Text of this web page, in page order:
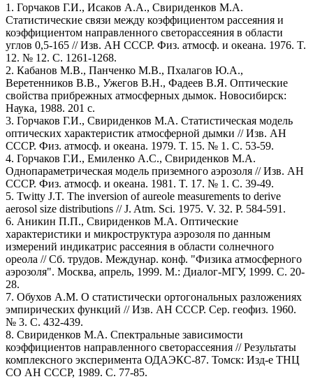
1. Горчаков Г.И., Исаков А.А., Свириденков М.А.
Статистические связи между коэффициентом рассеяния и
коэффициентом направленного светорассеяния в области
углов 0,5-165 // Изв. АН СССР. Физ. атмосф. и океана. 1976. T.
12. № 12. С. 1261-1268.
2. Кабанов М.В., Панченко М.В., Пхалагов Ю.А.,
Веретенников В.В., Ужегов В.Н., Фадеев В.Я. Оптические
свойства прибрежных атмосферных дымок. Новосибирск:
Наука, 1988. 201 с.
3. Горчаков Г.И., Свириденков М.А. Статистическая модель
оптических характеристик атмосферной дымки // Изв. АН
СССР. Физ. атмосф. и океана. 1979. T. 15. № 1. С. 53-59.
4. Горчаков Г.И., Емиленко А.С., Свириденков М.А.
Однопараметрическая модель приземного аэрозоля // Изв. АН
СССР. Физ. атмосф. и океана. 1981. T. 17. № 1. С. 39-49.
5. Twitty J.T. The inversion of aureole measurements to derive
aerosol size distributions // J. Atm. Sci. 1975. V. 32. P. 584-591.
6. Аникин П.П., Свириденков М.А. Оптические
характеристики и микроструктура аэрозоля по данным
измерений индикатрис рассеяния в области солнечного
ореола // Сб. трудов. Междунар. конф. "Физика атмосферного
аэрозоля". Москва, апрель, 1999. М.: Диалог-МГУ, 1999. С. 20-
28.
7. Обухов А.М. О статистически ортогональных разложениях
эмпирических функций // Изв. АН СССР. Cер. геофиз. 1960.
№ 3. С. 432-439.
8. Свириденков М.А. Спектральные зависимости
коэффициентов направленного светорассеяния // Результаты
комплексного эксперимента ОДАЭКС-87. Томск: Изд-е ТНЦ
СО АН СССР, 1989. С. 77-85.